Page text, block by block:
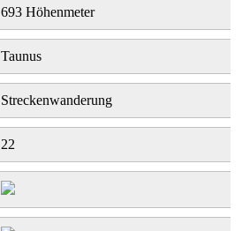
693 Höhenmeter
Taunus
Streckenwanderung
22